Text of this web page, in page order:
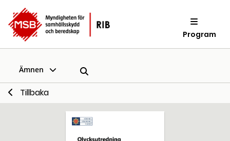
Program
Ämnen
Tillbaka